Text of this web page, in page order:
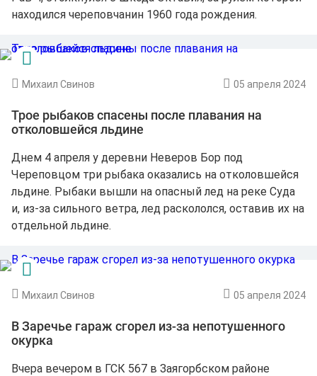
находился череповчанин 1960 года рождения.
Михаил Свинов 05 апреля 2024
Трое рыбаков спасены после плавания на
отколовшейся льдине
Днем 4 апреля у деревни Неверов Бор под
Череповцом три рыбака оказались на отколовшейся
льдине. Рыбаки вышли на опасный лед на реке Суда
и, из-за сильного ветра, лед раскололся, оставив их на
отдельной льдине.
Михаил Свинов 05 апреля 2024
В Заречье гараж сгорел из-за непотушенного
окурка
Вчера вечером в ГСК 567 в Заягорбском районе